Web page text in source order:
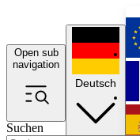
Open sub
navigation
Suchen
Deutsch